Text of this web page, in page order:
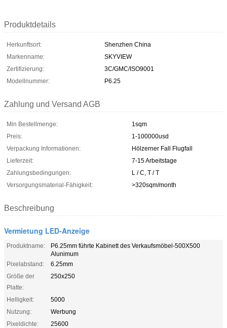
Produktdetails
Herkunftsort:
Shenzhen China
Markenname:
SKYVIEW
Zertifizierung:
3C/GMC/ISO9001
Modellnummer:
P6.25
Zahlung und Versand AGB
Min Bestellmenge:
1sqm
Preis:
1-100000usd
Verpackung Informationen:
Hölzerner Fall Flugfall
Lieferzeit:
7-15 Arbeitstage
Zahlungsbedingungen:
L / C, T / T
Versorgungsmaterial-Fähigkeit:
>320sqm/month
Beschreibung
Vermietung LED-Anzeige
Produktname:
P6.25mm führte Kabinett des Verkaufsmöbel-500X500
Alunimum
Pixelabstand:
6.25mm
Größe der
Platte:
250x250
Helligkeit:
5000
Nutzung:
Werbung
Pixeldichte:
25600